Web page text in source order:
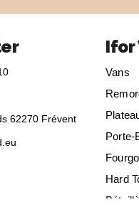
62270 Frévent
Ifor
Vans
Porte-
Hard